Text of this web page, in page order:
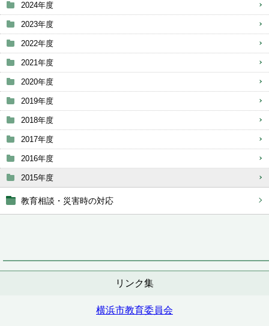
2024年度
2023年度
2022年度
2021年度
2020年度
2019年度
2018年度
2017年度
2016年度
2015年度
教育相談・災害時の対応
リンク集
横浜市教育委員会